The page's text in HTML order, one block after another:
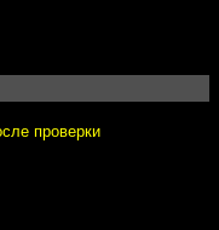
проверки